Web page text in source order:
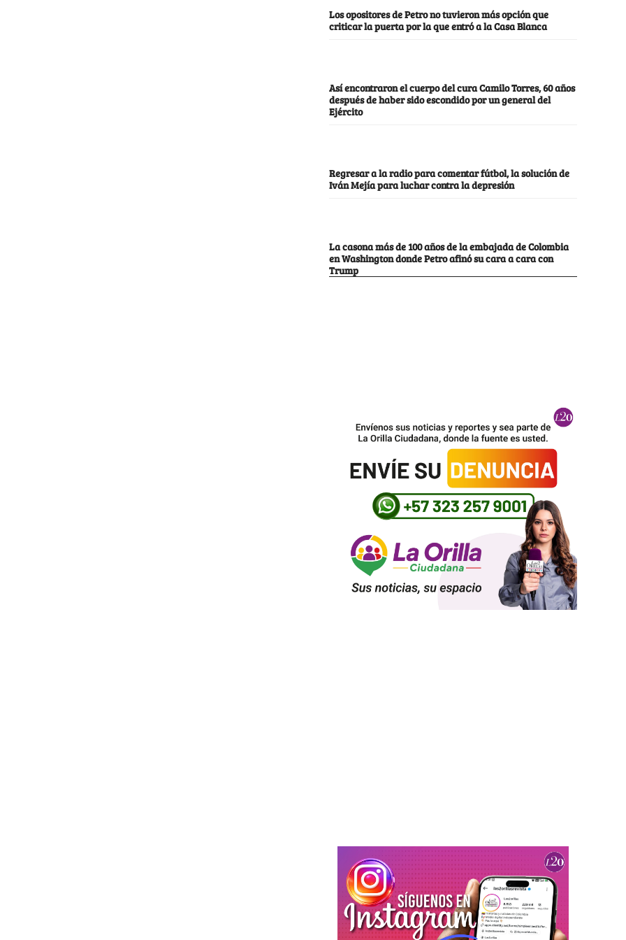
Los opositores de Petro no tuvieron más opción que
criticar la puerta por la que entró a la Casa Blanca
Así encontraron el cuerpo del cura Camilo Torres, 60 años
después de haber sido escondido por un general del
Ejército
Regresar a la radio para comentar fútbol, la solución de
Iván Mejía para luchar contra la depresión
La casona más de 100 años de la embajada de Colombia
en Washington donde Petro afinó su cara a cara con
Trump